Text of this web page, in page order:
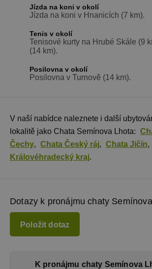
Jízda na koni v okolí
Jízda na koni v Hnanicích (7 km).
Tenis v okolí
Tenisové kurty na Hrubé Skále (9
(14 km).
Posilovna v okolí
Posilovna v Turnově (14 km).
V naší nabídce naleznete i další
lokalitě jako Chata Semínova Lhota:
Čechy, Chata Český ráj, Chata Jičín,
Královéhradecký kraj.
Dotazy k pronájmu chaty
Položit dotaz
K pronájmu chaty Semínova